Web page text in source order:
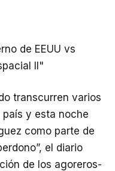
transcurren varios
y esta noche
como parte de
el diario
de los agoreros-